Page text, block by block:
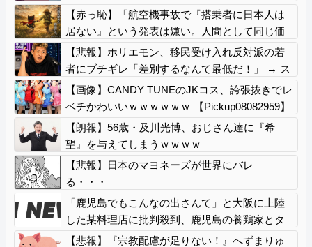
ろ！！」
【赤っ恥】「航空機事故で『搭乗者に日本人は
居ない』という発表は嫌い。人間として同じ価
値だと思う」→ツッコミ殺到も「自分が気に入
らないと思った」とノーダメージアピール
【悲報】ホリエモン、移民受け入れ反対派の若
者にブチギレ「差別するなんて最低だ！」 → ス
タジオ誰も反論できず沈黙 ………
【画像】CANDY TUNEのJKコス、誇張抜きでレ
ベチかわいいｗｗｗｗｗｗ 【Pickup08082959】
【朗報】56歳・及川光博、おじさん達に『希
望』を与えてしまうｗｗｗｗ
【悲報】日本のマヨネーズが世界にバレ
る・・・
「鹿児島でもこんなの出さんて」と大阪に上陸
した某料理店に批判殺到、鹿児島の養鶏家とタ
ッグを組んだところで……
【悲報】『宗教配慮が足りない！』へずまりゅ